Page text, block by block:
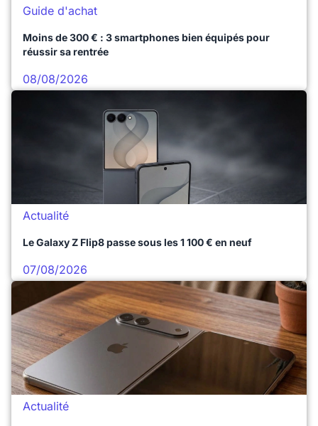
Guide d'achat
Moins de 300 € : 3 smartphones bien équipés pour
réussir sa rentrée
08/08/2026
Actualité
Le Galaxy Z Flip8 passe sous les 1 100 € en neuf
07/08/2026
Actualité